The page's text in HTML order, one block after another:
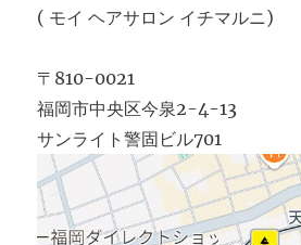
( モイ ヘアサロン イチマルニ)
〒810-0021
福岡市中央区今泉2-4-13
サンライト警固ビル701